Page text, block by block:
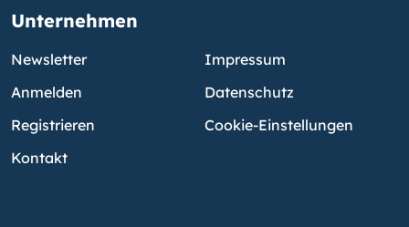
Unternehmen
Newsletter
Anmelden
Registrieren
Kontakt
Impressum
Datenschutz
Cookie-Einstellungen